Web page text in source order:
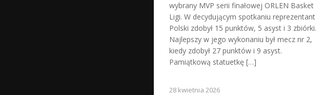
wybrany MVP serii finałowej ORLEN Basket
Ligi. W decydującym spotkaniu reprezentant
Polski zdobył 15 punktów, 5 asyst i 3 zbiórki.
Najlepszy w jego wykonaniu był mecz nr 2,
kiedy zdobył 27 punktów i 9 asyst.
Pamiątkową statuetkę […]
28 kwietnia 2026